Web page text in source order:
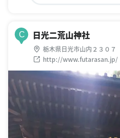
C 日光二荒山神社
栃木県日光市山内２３０７
http://www.futarasan.jp/